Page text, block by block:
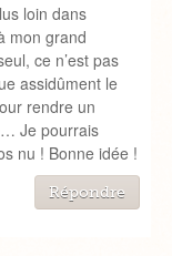
loin dans
mon grand
ce n’est pas
assidûment le
rendre un
Je pourrais
nu ! Bonne idée !
Répondre